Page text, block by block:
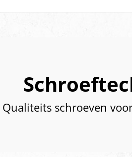
Qualiteits schroeven